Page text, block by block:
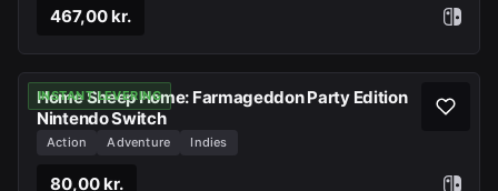
467,00 kr.
INSTANT LEVERING
Home Sheep Home: Farmageddon Party Edition
Nintendo Switch
Action Adventure Indies
80,00 kr.